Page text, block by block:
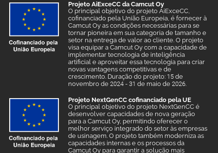
Projeto AiExceCC da Camcut Oy
O principal objetivo do projeto AiExceCC,
cofinanciado pela União Europeia, é fornecer à
Camcut Oy as condições necessárias para se
tornar pioneira em sua categoria de tamanho e
setor na entrega de valor ao cliente. O projeto
visa equipar a Camcut Oy com a capacidade de
implementar tecnologia de inteligência
artificial e aproveitar essa tecnologia para criar
novas vantagens competitivas e de
crescimento. Duração do projeto: 15 de
novembro de 2024 - 31 de maio de 2026.
Projeto NextGenCC cofinanciado pela UE
O principal objetivo do projeto NextGenCC é
desenvolver capacidades de nova geração
para a Camcut Oy, permitindo oferecer o
melhor serviço integrado do setor às empresas
de usinagem. O projeto também moderniza as
capacidades internas e os processos da
Camcut Oy para garantir a solução mais